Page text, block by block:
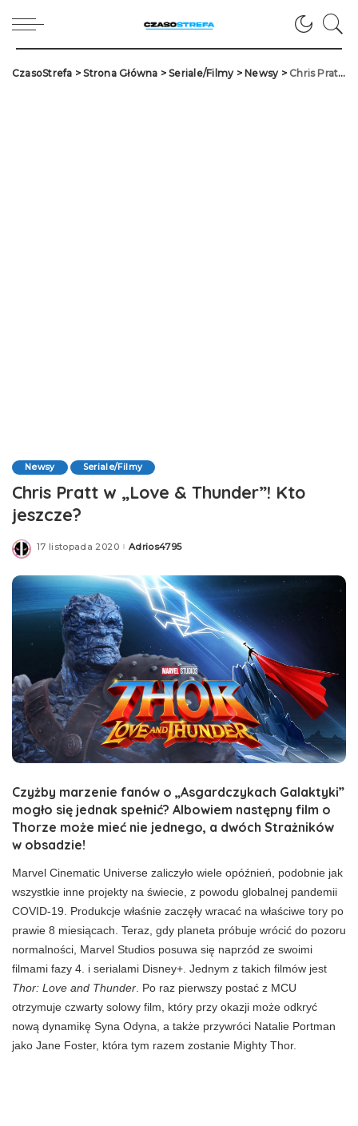
CzasoStrefa >Strona Główna >Seriale/Filmy> Newsy> Chris Pratt w „Love & Thunder”! Kto jeszcze?
Newsy Seriale/Filmy
Chris Pratt w „Love & Thunder”! Kto
jeszcze?
17 listopada 2020Posted
Adrios4795
Czyżby marzenie fanów o „Asgardczykach Galaktyki”
mogło się jednak spełnić? Albowiem następny film o
Thorze może mieć nie jednego, a dwóch Strażników
w obsadzie!
Marvel Cinematic Universe zaliczyło wiele opóźnień, podobnie jak
wszystkie inne projekty na świecie, z powodu globalnej pandemii
COVID-19. Produkcje właśnie zaczęły wracać na właściwe tory po
prawie 8 miesiącach. Teraz, gdy planeta próbuje wrócić do pozoru
normalności, Marvel Studios posuwa się naprzód ze swoimi
filmami fazy 4. i serialami Disney+. Jednym z takich filmów jest
Thor: Love and Thunder . Po raz pierwszy postać z MCU
otrzymuje czwarty solowy film, który przy okazji może odkryć
nową dynamikę Syna Odyna, a także przywróci Natalie Portman
jako Jane Foster, która tym razem zostanie Mighty Thor.